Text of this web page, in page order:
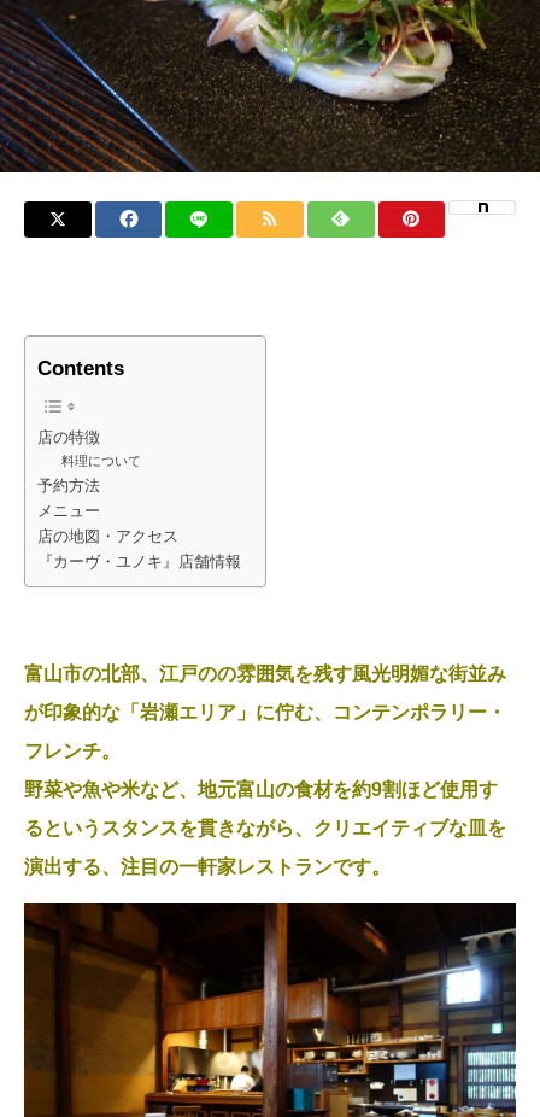
Contents
店の特徴
料理について
予約方法
メニュー
店の地図・アクセス
『カーヴ・ユノキ』店舗情報
富山市の北部、江戸のの雰囲気を残す風光明媚な街並み
が印象的な「岩瀬エリア」に佇む、コンテンポラリー・
フレンチ。
野菜や魚や米など、地元富山の食材を約9割ほど使用す
るというスタンスを貫きながら、クリエイティブな皿を
演出する、注目の一軒家レストランです。